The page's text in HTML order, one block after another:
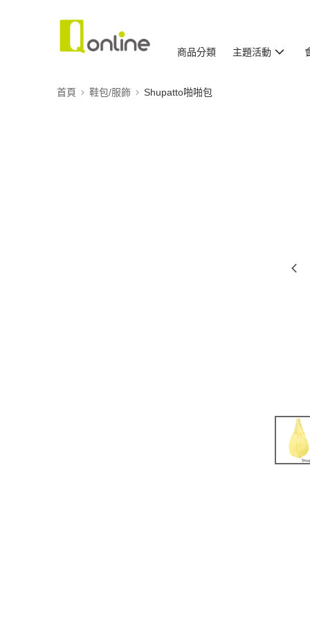
商品分類 主題活動
首頁 鞋包/服飾 Shupatto啪啪包